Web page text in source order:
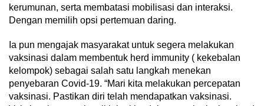
kerumunan, serta membatasi mobilisasi dan interaksi.
Dengan memilih opsi pertemuan daring.
Ia pun mengajak masyarakat untuk segera melakukan
vaksinasi dalam membentuk herd immunity ( kekebalan
kelompok) sebagai salah satu langkah menekan
penyebaran Covid-19. “Mari kita melakukan percepatan
vaksinasi. Pastikan diri telah mendapatkan vaksinasi.